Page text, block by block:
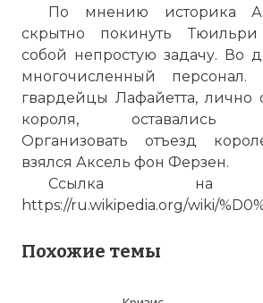
По мнению историка
скрытно покинуть Тюильри
собой непростую задачу. Во
многочисленный персонал.
гвардейцы Лафайетта, лично
короля, оставались
Организовать отъезд
взялся Аксель фон Ферзен.
Ссылка на
https://ru.wikipedia.org/wiki/
Похожие темы
Людовик XVI
Имя:
Комментарий:
Проверочный код: